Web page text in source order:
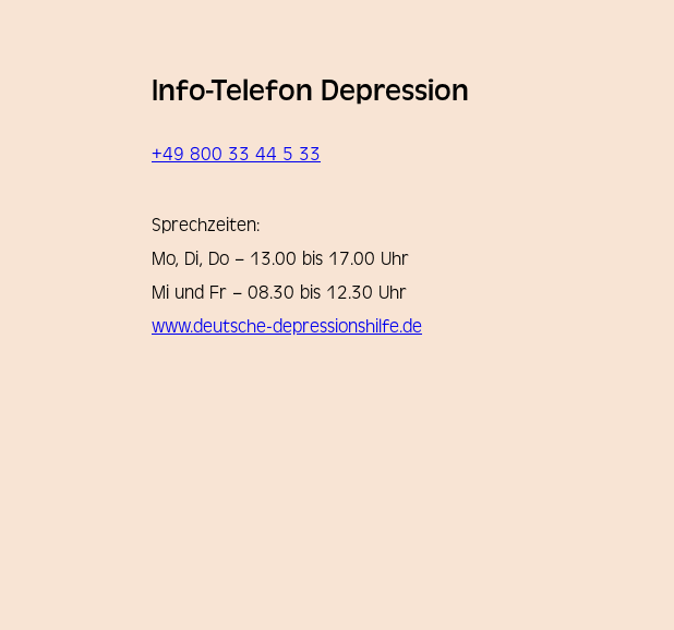
Info-Telefon Depression
+49 800 33 44 5 33
Sprechzeiten:
Mo, Di, Do – 13.00 bis 17.00 Uhr
Mi und Fr – 08.30 bis 12.30 Uhr
www.deutsche-depressionshilfe.de